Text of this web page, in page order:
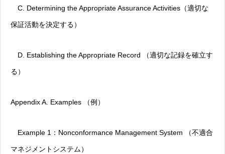
C. Determining the Appropriate Assurance Activities（適切な
保証活動を決定する）
D. Establishing the Appropriate Record （適切な記録を確立す
る）
Appendix A. Examples （例）
Example 1：Nonconformance Management System （不適合
マネジメントシステム）